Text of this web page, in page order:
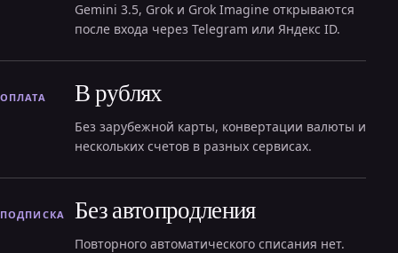
Gemini 3.5, Grok и Grok Imagine открываются
после входа через Telegram или Яндекс ID.
ОПЛАТА В рублях
Без зарубежной карты, конвертации валюты и
нескольких счетов в разных сервисах.
ПОДПИСКА Без автопродления
Повторного автоматического списания нет.